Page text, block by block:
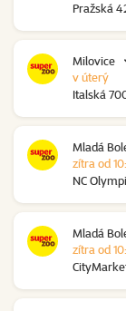
Pražská
Milovice
Italská
v úterý
Mladá
NC
zítra od
Mladá
zítra od